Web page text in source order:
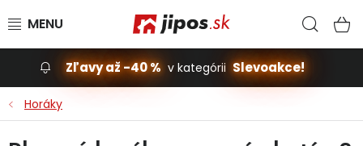
Slevoakce
Stavba, dom
Zľavy až -40 % v kategórii Slevoakce!
Horáky